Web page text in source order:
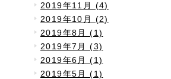
2019年11月 (4)
2019年10月 (2)
2019年8月 (1)
2019年7月 (3)
2019年6月 (1)
2019年5月 (1)